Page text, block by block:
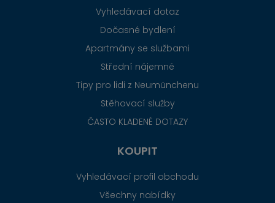
Vyhledávací dotaz
Dočasné bydlení
Apartmány se službami
Střední nájemné
Tipy pro lidi z Neumünchenu
Stěhovací služby
ČASTO KLADENÉ DOTAZY
KOUPIT
Vyhledávací profil obchodu
Všechny nabídky